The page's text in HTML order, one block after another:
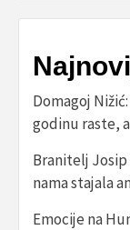
Domagoj
godinu raste,
Branitelj Josip
nama stajala
Emocije na